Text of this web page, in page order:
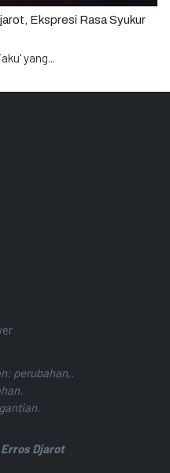
Ekspresi Rasa Syukur
yang
perubahan,.
Erros Djarot